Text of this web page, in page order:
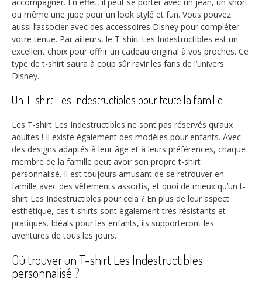
ou même une jupe pour un look stylé et fun. Vous pouvez
aussi l’associer avec des accessoires Disney pour compléter
votre tenue. Par ailleurs, le T-shirt Les Indestructibles est un
excellent choix pour offrir un cadeau original à vos proches. Ce
type de t-shirt saura à coup sûr ravir les fans de l’univers
Disney.
Un T-shirt Les Indestructibles pour toute la famille
Les T-shirt Les Indestructibles ne sont pas réservés qu’aux
adultes ! Il existe également des modèles pour enfants. Avec
des designs adaptés à leur âge et à leurs préférences, chaque
membre de la famille peut avoir son propre t-shirt
personnalisé. Il est toujours amusant de se retrouver en
famille avec des vêtements assortis, et quoi de mieux qu’un t-
shirt Les Indestructibles pour cela ? En plus de leur aspect
esthétique, ces t-shirts sont également très résistants et
pratiques. Idéals pour les enfants, ils supporteront les
aventures de tous les jours.
Où trouver un T-shirt Les Indestructibles
personnalisé ?